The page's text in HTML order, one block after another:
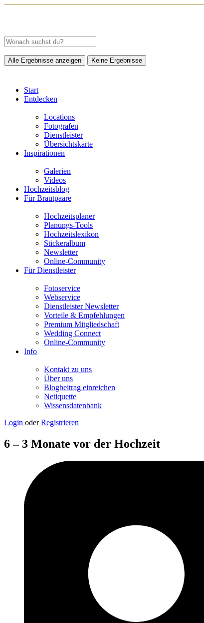
Alle Ergebnisse anzeigen Keine Ergebnisse
Start
Entdecken
Locations
Fotografen
Dienstleister
Übersichtskarte
Inspirationen
Galerien
Videos
Hochzeitsblog
Für Brautpaare
Hochzeitsplaner
Planungs-Tools
Hochzeitslexikon
Stickeralbum
Newsletter
Online-Community
Für Dienstleister
Fotoservice
Webservice
Dienstleister Newsletter
Vorteile & Empfehlungen
Premium Mitgliedschaft
Wedding Connect
Online-Community
Info
Kontakt zu uns
Über uns
Blogbeitrag einreichen
Netiquette
Wissensdatenbank
Login oder Registrieren
6 – 3 Monate vor der Hochzeit